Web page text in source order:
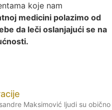
koje nam
medicini polazimo od
da leči oslanjajući se na
Maksimović ljudi su obično